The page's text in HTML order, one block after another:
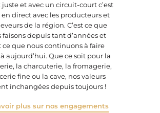
et avec un circuit-court c’est
en direct avec les producteurs et
de la région. C’est ce que
faisons depuis tant d’années et
ce que nous continuons à faire
aujourd’hui. Que ce soit pour la
la charcuterie, la fromagerie,
fine ou la cave, nos valeurs
inchangées depuis toujours !
plus sur nos engagements